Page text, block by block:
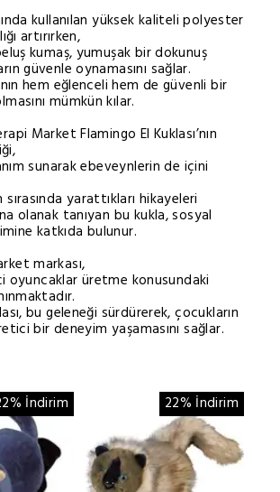
kullanılan yüksek kaliteli polyester
artırırken,
kumaş, yumuşak bir dokunuş
güvenle oynamasını sağlar.
hem eğlenceli hem de güvenli bir
mümkün kılar.
Market Flamingo El Kuklası’nın
sunarak ebeveynlerin de içini
yarattıkları hikayeleri
olanak tanıyan bu kukla, sosyal
katkıda bulunur.
markası,
oyuncaklar üretme konusundaki
bu geleneği sürdürerek, çocukların
bir deneyim yaşamasını sağlar.
İndirim 22% İndirim